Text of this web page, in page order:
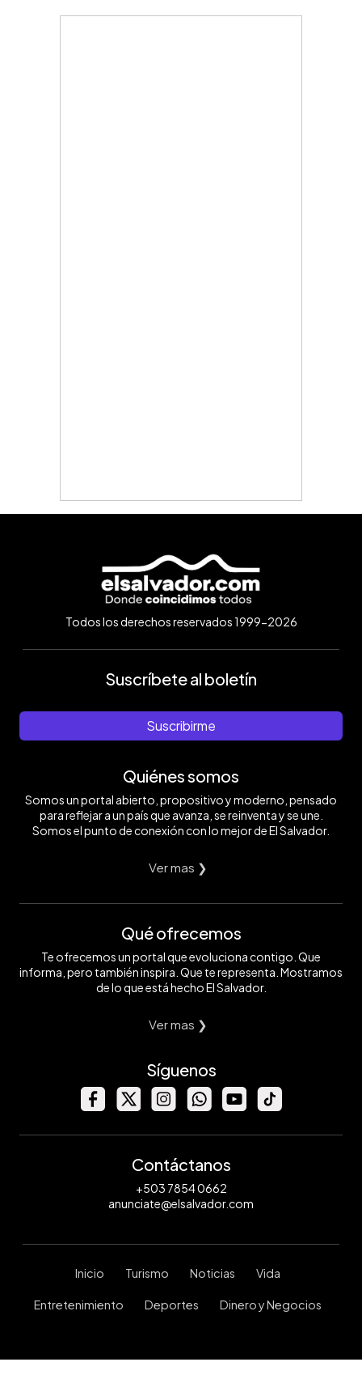
Todos los derechos reservados 1999-2026
Suscríbete al boletín
Suscribirme
Quiénes somos
Somos un portal abierto, propositivo y moderno, pensado
para reflejar a un país que avanza, se reinventa y se une.
Somos el punto de conexión con lo mejor de El Salvador.
Ver mas ❯
Qué ofrecemos
Te ofrecemos un portal que evoluciona contigo. Que
informa, pero también inspira. Que te representa. Mostramos
de lo que está hecho El Salvador.
Ver mas ❯
Síguenos
Contáctanos
+503 7854 0662
anunciate@elsalvador.com
Inicio Turismo Noticias Vida
Entretenimiento Deportes Dinero y Negocios